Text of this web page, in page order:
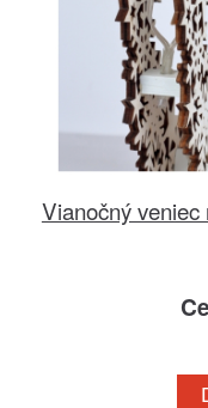
Vianočný